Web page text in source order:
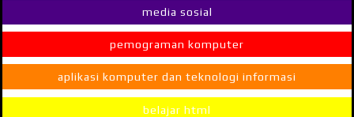
media sosial
pemograman komputer
aplikasi komputer dan teknologi informasi
belajar html